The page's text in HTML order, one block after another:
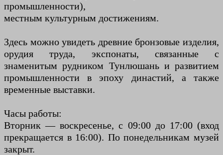
промышленности),
местным культурным достижениям.
Здесь можно увидеть древние бронзовые изделия,
орудия труда, экспонаты, связанные с
знаменитым рудником Тунлюшань и развитием
промышленности в эпоху династий, а также
временные выставки.
Часы работы:
Вторник — воскресенье, с 09:00 до 17:00 (вход
прекращается в 16:00). По понедельникам музей
закрыт.